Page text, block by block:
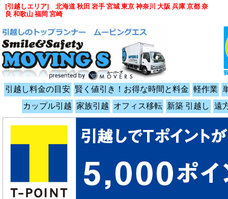
引越し料金の目安 賢く値引き！お得な時間と料金 軽作業
カップル引越 家族引越 オフィス移転 新築 引越し 遠
[引越しエリア] 北海道 秋田 岩手 宮城 東京 神奈川 大阪 兵庫 京都 奈
良 和歌山 福岡 宮崎